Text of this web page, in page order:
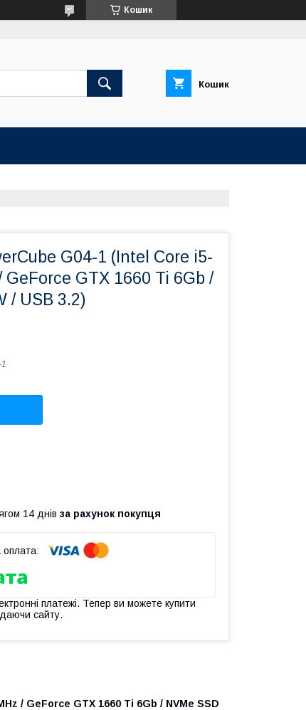
Кошик
Кошик
G04-1 (Intel Core i5-
GeForce GTX 1660 Ti 6Gb /
/ USB 3.2)
14 днів за рахунок покупця
платежі. Тепер ви можете купити
сайту.
/ GeForce GTX 1660 Ti 6Gb / NVMe SSD